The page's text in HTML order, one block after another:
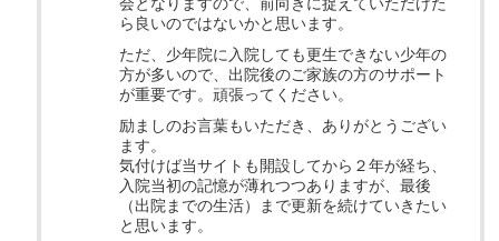
ら良いのではないかと思います。
ただ、少年院に入院しても更生できない少年の
方が多いので、出院後のご家族の方のサポート
が重要です。頑張ってください。
励ましのお言葉もいただき、ありがとうござい
ます。
気付けば当サイトも開設してから２年が経ち、
入院当初の記憶が薄れつつありますが、最後
（出院までの生活）まで更新を続けていきたい
と思います。